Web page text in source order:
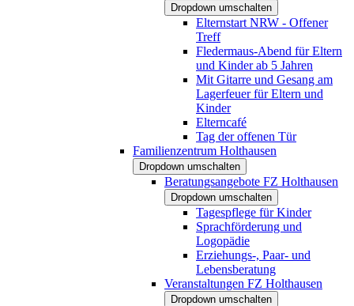
Dropdown umschalten
Elternstart NRW - Offener
Treff
Fledermaus-Abend für Eltern
und Kinder ab 5 Jahren
Mit Gitarre und Gesang am
Lagerfeuer für Eltern und
Kinder
Elterncafé
Tag der offenen Tür
Familienzentrum Holthausen
Dropdown umschalten
Beratungsangebote FZ Holthausen
Dropdown umschalten
Tagespflege für Kinder
Sprachförderung und
Logopädie
Erziehungs-, Paar- und
Lebensberatung
Veranstaltungen FZ Holthausen
Dropdown umschalten